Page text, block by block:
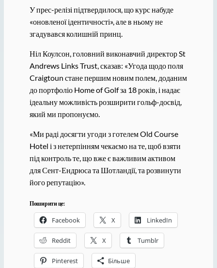
У прес-релізі підтвердилося, що курс набуде
«оновленої ідентичності», але в ньому не
згадувався колишній принц.
Ніл Коулсон, головний виконавчий директор St
Andrews Links Trust, сказав: «Угода щодо поля
Craigtoun стане першим новим полем, доданим
до портфоліо Home of Golf за 18 років, і надає
ідеальну можливість розширити гольф-досвід,
який ми пропонуємо.
«Ми раді досягти угоди з готелем Old Course
Hotel і з нетерпінням чекаємо на те, щоб взяти
під контроль те, що вже є важливим активом
для Сент-Ендрюса та Шотландії, та розвинути
його репутацію».
Поширити це:
Facebook X LinkedIn
Reddit X Tumblr
Pinterest Більше